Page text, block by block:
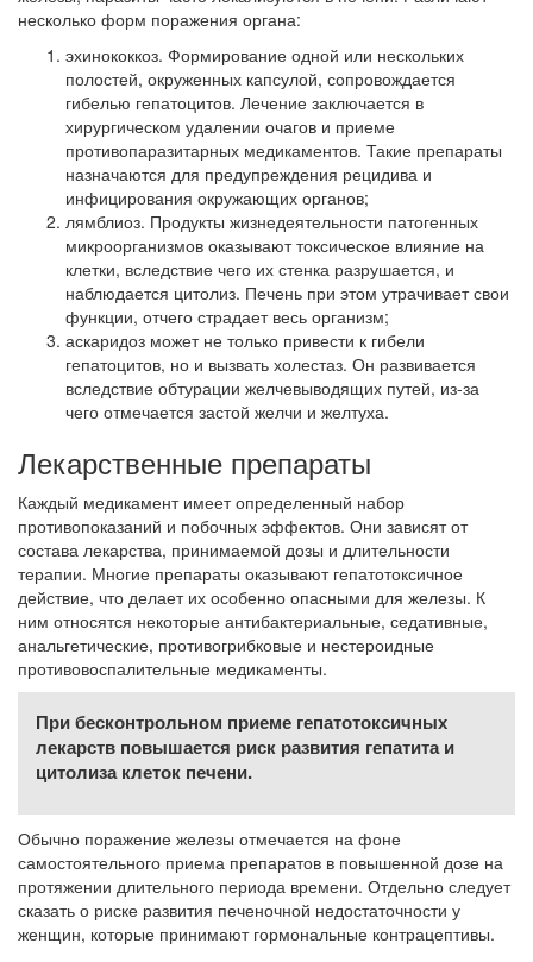
несколько форм поражения органа:
эхинококкоз. Формирование одной или нескольких
полостей, окруженных капсулой, сопровождается
гибелью гепатоцитов. Лечение заключается в
хирургическом удалении очагов и приеме
противопаразитарных медикаментов. Такие препараты
назначаются для предупреждения рецидива и
инфицирования окружающих органов;
лямблиоз. Продукты жизнедеятельности патогенных
микроорганизмов оказывают токсическое влияние на
клетки, вследствие чего их стенка разрушается, и
наблюдается цитолиз. Печень при этом утрачивает свои
функции, отчего страдает весь организм;
аскаридоз может не только привести к гибели
гепатоцитов, но и вызвать холестаз. Он развивается
вследствие обтурации желчевыводящих путей, из-за
чего отмечается застой желчи и желтуха.
Лекарственные препараты
Каждый медикамент имеет определенный набор
противопоказаний и побочных эффектов. Они зависят от
состава лекарства, принимаемой дозы и длительности
терапии. Многие препараты оказывают гепатотоксичное
действие, что делает их особенно опасными для железы. К
ним относятся некоторые антибактериальные, седативные,
анальгетические, противогрибковые и нестероидные
противовоспалительные медикаменты.
При бесконтрольном приеме гепатотоксичных
лекарств повышается риск развития гепатита и
цитолиза клеток печени.
Обычно поражение железы отмечается на фоне
самостоятельного приема препаратов в повышенной дозе на
протяжении длительного периода времени. Отдельно следует
сказать о риске развития печеночной недостаточности у
женщин, которые принимают гормональные контрацептивы.